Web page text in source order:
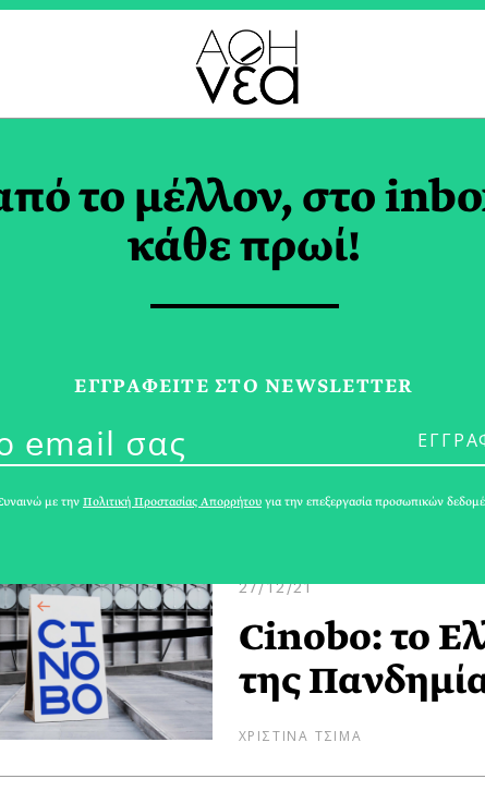
2021
Αλέξανδρος
Game of
ΜΑΡΙΑ ΛΟΥΙΖΑ ΒΑΦΕΙΑΔΑΚΗ
27/12/21
Cinobo: το
της
ΧΡΙΣΤΙΝΑ ΤΣΙΜΑ
το μέλλον, στο
κάθε πρωί!
ΕΓΓPΑΦΕΙΤΕ ΣΤΟ NEWSLETTER
με την Πολιτική Προστασίας Απορρήτου για την επεξεργασία προσωπικών